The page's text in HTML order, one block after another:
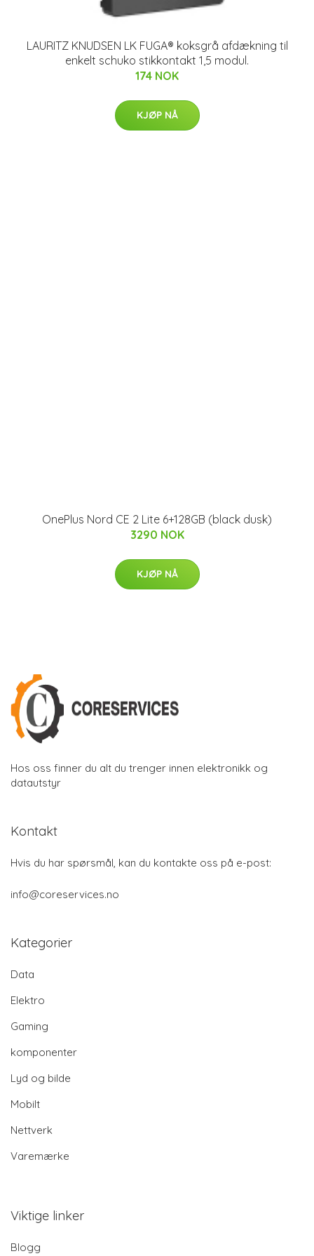
LAURITZ KNUDSEN LK FUGA® koksgrå afdækning til
enkelt schuko stikkontakt 1,5 modul.
174 NOK
KJØP NÅ
OnePlus Nord CE 2 Lite 6+128GB (black dusk)
3290 NOK
KJØP NÅ
Hos oss finner du alt du trenger innen elektronikk og
datautstyr
Kontakt
Hvis du har spørsmål, kan du kontakte oss på e-post:
info@coreservices.no
Kategorier
Data
Elektro
Gaming
komponenter
Lyd og bilde
Mobilt
Nettverk
Varemærke
Viktige linker
Blogg